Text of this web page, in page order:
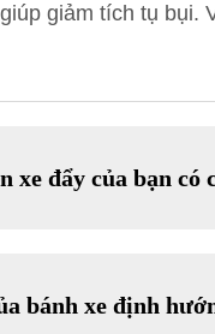
giảm tích tụ bụi.
xe đẩy của bạn
bánh xe định